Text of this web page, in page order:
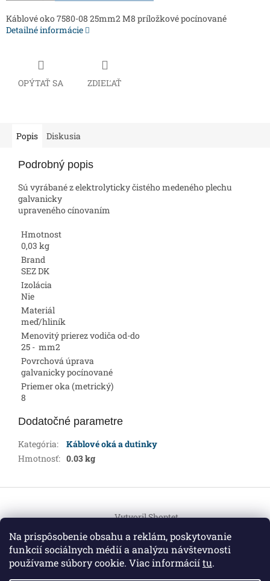
Na prispôsobenie obsahu a reklám, poskytovanie
funkcií sociálnych médií a analýzu návštevnosti
používame súbory cookie. Viac informáciítu.
Káblové oko 7580-08 25mm2 M8 príložkové pocínované
Detailné informácie
OPÝTAŤ SA ZDIEĽAŤ
Popis Diskusia
Podrobný popis
Sú vyrábané z elektrolyticky čistého medeného plechu
galvanicky
upraveného cínovaním
Hmotnost
0,03 kg
Brand
SEZ DK
Izolácia
Nie
Materiál
meď/hliník
Menovitý prierez vodiča od-do
25 - mm2
Povrchová úprava
galvanicky pocínované
Priemer oka (metrický)
8
Dodatočné parametre
Kategória:
Káblové oká a dutinky
Hmotnosť: 0.03 kg
p
Vytvoril Shoptet
Copyright 2026HEMI Elektro. Všetky práva vyhradené.
Upraviť nastavenie cookies